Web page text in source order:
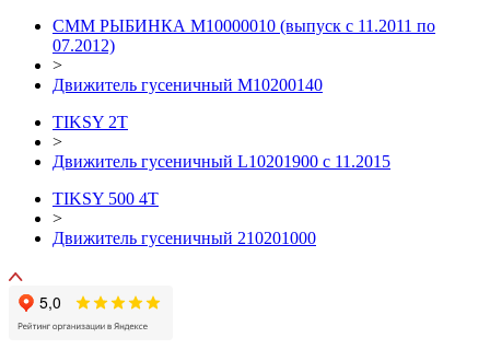
СММ РЫБИНКА M10000010 (выпуск с 11.2011 по
07.2012)
>
Движитель гусеничный M10200140
TIKSY 2T
>
Движитель гусеничный L10201900 с 11.2015
TIKSY 500 4T
>
Движитель гусеничный 210201000